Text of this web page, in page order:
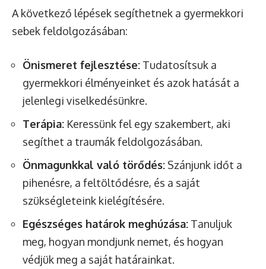
A következő lépések segíthetnek a gyermekkori
sebek feldolgozásában:
Önismeret fejlesztése: Tudatosítsuk a
gyermekkori élményeinket és azok hatását a
jelenlegi viselkedésünkre.
Terápia: Keressünk fel egy szakembert, aki
segíthet a traumák feldolgozásában.
Önmagunkkal való törődés: Szánjunk időt a
pihenésre, a feltöltődésre, és a saját
szükségleteink kielégítésére.
Egészséges határok meghúzása: Tanuljuk
meg, hogyan mondjunk nemet, és hogyan
védjük meg a saját határainkat.